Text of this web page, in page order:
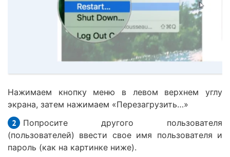
Нажимаем кнопку меню в левом верхнем углу
экрана, затем нажимаем «Перезагрузить…»
Попросите другого пользователя
(пользователей) ввести свое имя пользователя и
пароль (как на картинке ниже).